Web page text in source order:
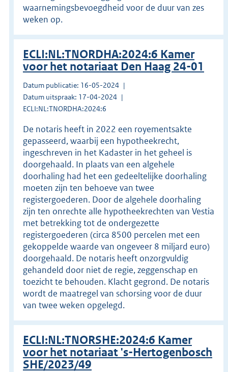
waarnemingsbevoegdheid voor de duur van zes
weken op.
ECLI:NL:TNORDHA:2024:6 Kamer
voor het notariaat Den Haag 24-01
Datum publicatie: 16-05-2024
Datum uitspraak: 17-04-2024
ECLI:NL:TNORDHA:2024:6
De notaris heeft in 2022 een royementsakte
gepasseerd, waarbij een hypotheekrecht,
ingeschreven in het Kadaster in het geheel is
doorgehaald. In plaats van een algehele
doorhaling had het een gedeeltelijke doorhaling
moeten zijn ten behoeve van twee
registergoederen. Door de algehele doorhaling
zijn ten onrechte alle hypotheekrechten van Vestia
met betrekking tot de ondergezette
registergoederen (circa 8500 percelen met een
gekoppelde waarde van ongeveer 8 miljard euro)
doorgehaald. De notaris heeft onzorgvuldig
gehandeld door niet de regie, zeggenschap en
toezicht te behouden. Klacht gegrond. De notaris
wordt de maatregel van schorsing voor de duur
van twee weken opgelegd.
ECLI:NL:TNORSHE:2024:6 Kamer
voor het notariaat 's-Hertogenbosch
SHE/2023/49